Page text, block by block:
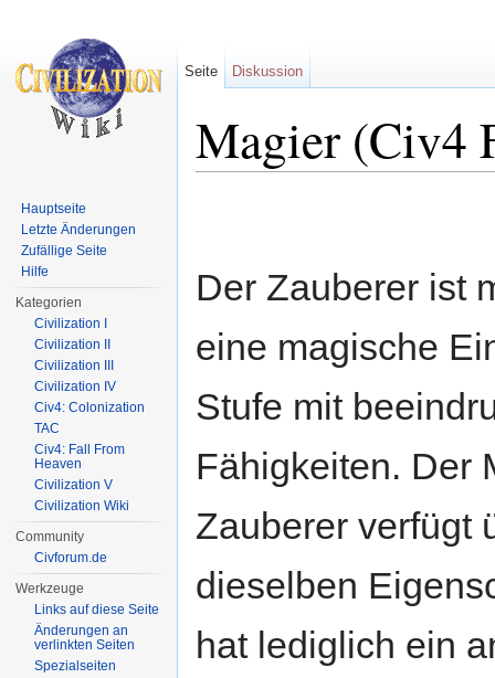
Magier (Civ4
Der Zauberer ist
eine magische
Stufe mit
Fähigkeiten. Der
Zauberer verfügt
dieselben
hat lediglich ein
Seite Diskussion
Hauptseite
Letzte Änderungen
Zufällige Seite
Hilfe
Kategorien
Civilization I
Civilization II
Civilization III
Civilization IV
Civ4: Colonization
TAC
Civ4: Fall From
Heaven
Civilization V
Civilization Wiki
Community
Civforum.de
Werkzeuge
Links auf diese Seite
Änderungen an
verlinkten Seiten
Spezialseiten